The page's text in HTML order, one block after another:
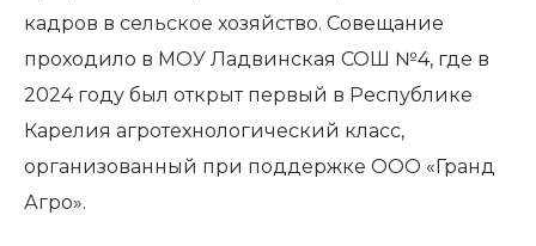
кадров в сельское хозяйство. Совещание
проходило в МОУ Ладвинская СОШ №4, где в
2024 году был открыт первый в Республике
Карелия агротехнологический класс,
организованный при поддержке ООО «Гранд
Агро».